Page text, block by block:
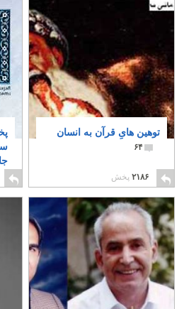
توهین هایِ قرآن به انسان
۶۴
۲۱۸۶ پخش